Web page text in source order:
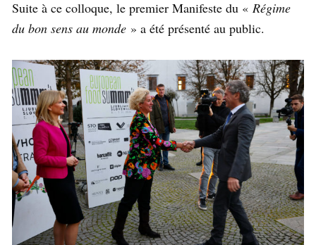
Suite à ce colloque, le premier Manifeste du « Régime
du bon sens au monde » a été présenté au public.